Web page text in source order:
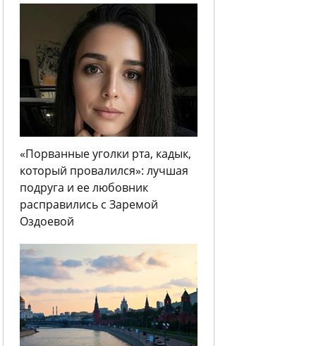
«Порванные уголки рта, кадык,
который провалился»: лучшая
подруга и ее любовник
расправились с Заремой
Оздоевой